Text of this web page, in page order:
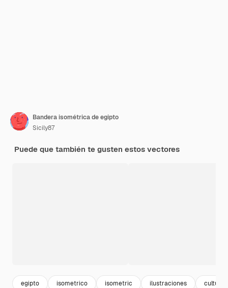
Bandera isométrica de egipto
Sicily87
Puede que también te gusten estos vectores
egipto isometrico isometric ilustraciones cultura